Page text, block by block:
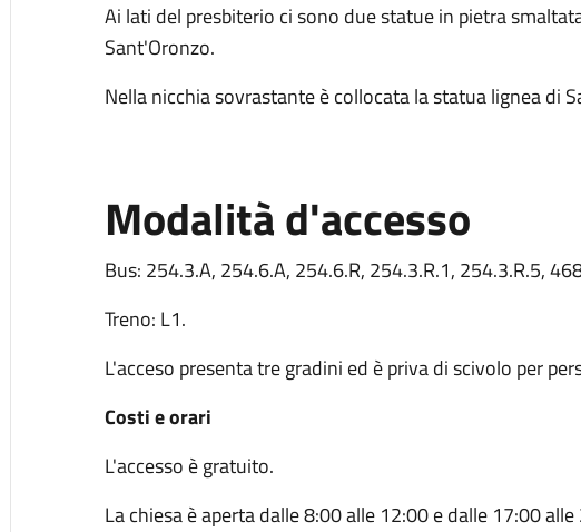
Ai lati del presbiterio ci sono due statue in pietra
Sant'Oronzo.
Nella nicchia sovrastante è collocata la statua lignea di
Modalità d'accesso
Bus: 254.3.A, 254.6.A, 254.6.R, 254.3.R.1, 254.3.R.5,
Treno: L1.
L'acceso presenta tre gradini ed è priva di scivolo per
Costi e orari
L'accesso è gratuito.
La chiesa è aperta dalle 8:00 alle 12:00 e dalle 17:00